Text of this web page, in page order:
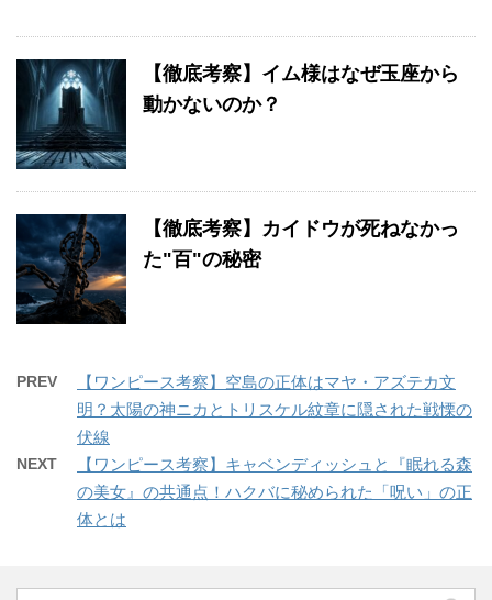
【徹底考察】イム様はなぜ玉座から
動かないのか？
【徹底考察】カイドウが死ねなかっ
た"百"の秘密
PREV
【ワンピース考察】空島の正体はマヤ・アズテカ文
明？太陽の神ニカとトリスケル紋章に隠された戦慄の
伏線
NEXT
【ワンピース考察】キャベンディッシュと『眠れる森
の美女』の共通点！ハクバに秘められた「呪い」の正
体とは